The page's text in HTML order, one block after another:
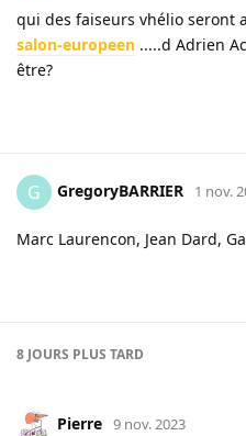
qui des faiseurs vhélio seront
salon-europeen .....d Adrien
être?
G GregoryBARRIER 1 nov.
Marc Laurencon, Jean Dard,
8 JOURS PLUS TARD
Pierre 9 nov. 2023